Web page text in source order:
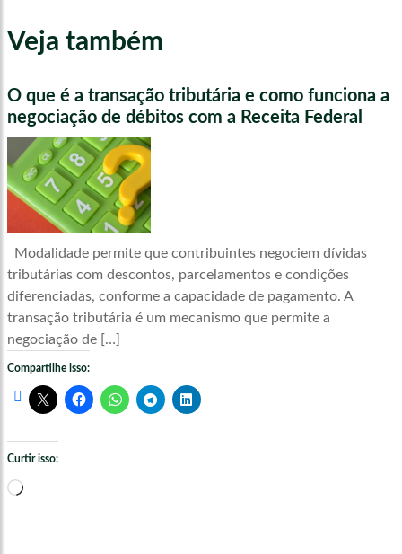
Veja também
O que é a transação tributária e como funciona a
negociação de débitos com a Receita Federal
Modalidade permite que contribuintes negociem dívidas
tributárias com descontos, parcelamentos e condições
diferenciadas, conforme a capacidade de pagamento. A
transação tributária é um mecanismo que permite a
negociação de […]
Compartilhe isso:
Curtir isso:
Carregando...